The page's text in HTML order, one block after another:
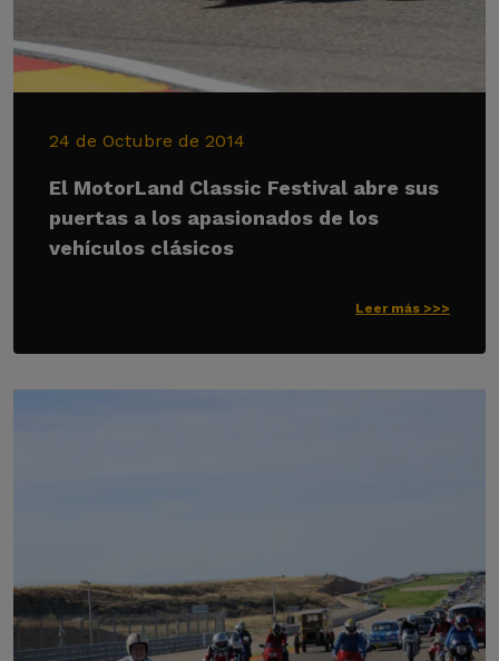
24 de Octubre de 2014
El MotorLand Classic Festival abre sus
puertas a los apasionados de los
vehículos clásicos
Leer más >>>